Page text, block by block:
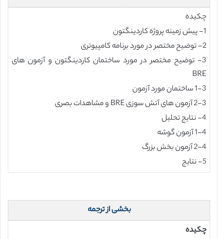
چکیده
1- پیش زمینه پروژه کاردینگتون
2- توضیح مختصر در مورد برنامه کامپیوتری
3- توضیح مختصر در مورد ساختمان کاردینگتون و آزمون های
BRE
1-3 ساختمان مورد آزمون
2-3 آزمون های آتش سوزی BRE و مشاهدات بصری
4- نتایج تحلیل
1-4 آزمون گوشه
2-4 آزمون بخش بزرگ
5- نتایج
بخشی از ترجمه
چکیده